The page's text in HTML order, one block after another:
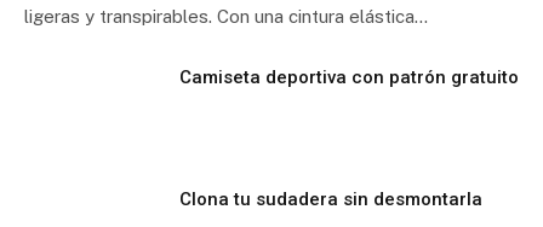
ligeras y transpirables. Con una cintura elástica…
Camiseta deportiva con patrón gratuito
Clona tu sudadera sin desmontarla